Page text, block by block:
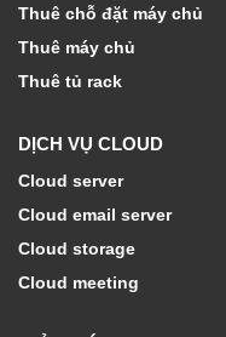
Thuê chỗ đặt máy chủ
Thuê máy chủ
Thuê tủ rack
DỊCH VỤ CLOUD
Cloud server
Cloud email server
Cloud storage
Cloud meeting